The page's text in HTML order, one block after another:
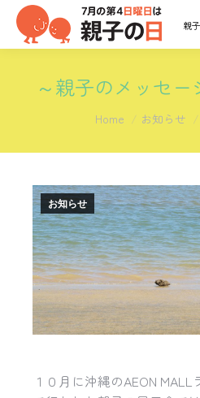
～親子のメッセー
You are here:
Home お知らせ
お知らせ
１０月に沖縄のAEON